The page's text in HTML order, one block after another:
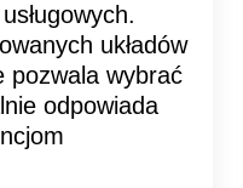
układów
pozwala wybrać
odpowiada